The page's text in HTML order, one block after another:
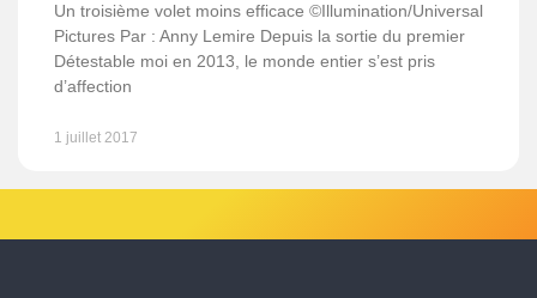
Un troisième volet moins efficace ©Illumination/Universal
Pictures Par : Anny Lemire Depuis la sortie du premier
Détestable moi en 2013, le monde entier s’est pris
d’affection
1 juillet 2017